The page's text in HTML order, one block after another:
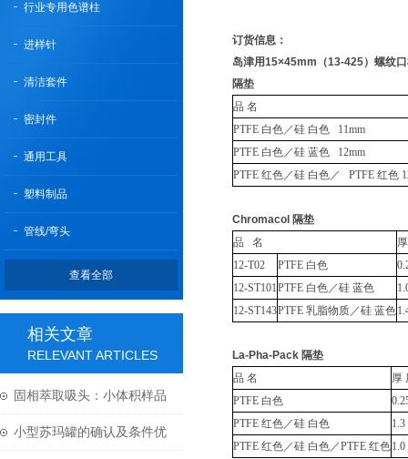
行业专用色谱柱
进样针
清洁套件
密封件
通用工具
塑料制品
管线/弯头
查看全部
相关文章
RELEVANT ARTICLES
固相萃取吸头：小体积样品
前处理的革命性技术
小型苏玛罐的确认及条件优
订货信息：
岛津用15×45mm（13-425）螺纹
隔垫
品 名
PTFE 白色／硅 白色 11mm
PTFE 白色／硅 蓝色 12mm
PTFE 红色／硅 白色／ PTFE 红色
Chromacol 隔垫
品 名
12-T02
PTFE 白色
12-ST101PTFE 白色／硅 蓝色
12-ST143PTFE 乳脂物质／硅 蓝色
La-Pha-Pack 隔垫
品 名
厚
PTFE 白色
PTFE 红色／硅 白色
1.3
PTFE 红色／硅 白色／PTFE 红色1.0